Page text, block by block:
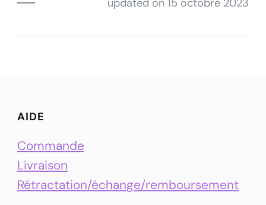
AIDE
Commande
Livraison
Rétractation/échange/remboursement